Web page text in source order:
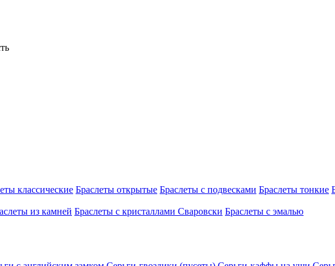
классические Браслеты открытые Браслеты с подвесками Браслеты тонкие
из камней Браслеты с кристаллами Сваровски Браслеты с эмалью